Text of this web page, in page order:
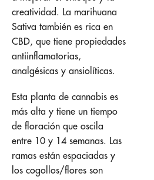
creatividad. La marihuana
Sativa también es rica en
CBD, que tiene propiedades
antiinflamatorias,
analgésicas y ansiolíticas.
Esta planta de cannabis es
más alta y tiene un tiempo
de floración que oscila
entre 10 y 14 semanas. Las
ramas están espaciadas y
los cogollos/flores son